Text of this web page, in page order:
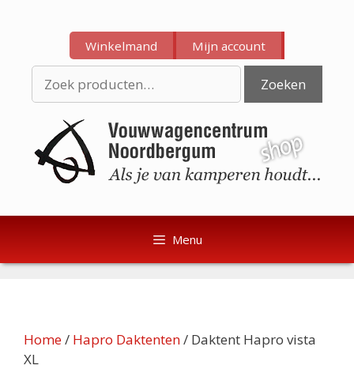
inhoud
inhoud
Winkelmand Mijn account
naar:
Zoeken
Menu
Home/ Hapro Daktenten/ Daktent Hapro vista
XL